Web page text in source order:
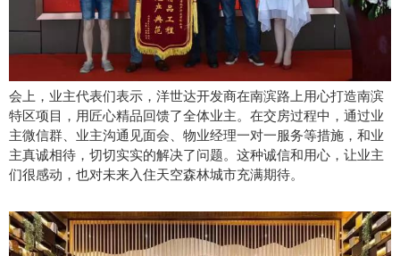
会上，业主代表们表示，洋世达开发商在南滨路上用心打造南滨
特区项目，用匠心精品回馈了全体业主。在交房过程中，通过业
主微信群、业主沟通见面会、物业经理一对一服务等措施，和业
主真诚相待，切切实实的解决了问题。这种诚信和用心，让业主
们很感动，也对未来入住天空森林城市充满期待。